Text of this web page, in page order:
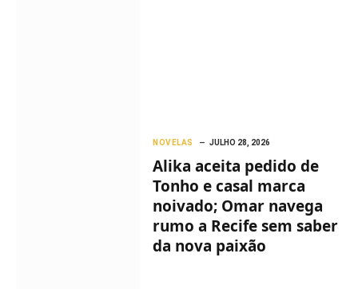
NOVELAS JULHO 28, 2026
Alika aceita pedido de
Tonho e casal marca
noivado; Omar navega
rumo a Recife sem saber
da nova paixão